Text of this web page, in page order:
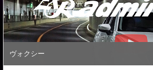
ヴォクシー